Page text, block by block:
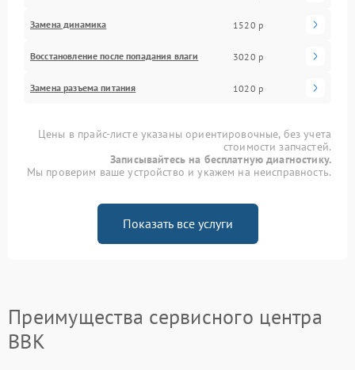
Замена динамика 1520 р
Восстановление после попадания влаги 3020 р
Замена разъема питания 1020 р
Цены в прайс-листе указаны ориентировочные, без учета
стоимости запчастей.
Записывайтесь на бесплатную диагностику.
Мы проверим ваше устройство и укажем на неисправность.
Показать все услуги
Преимущества сервисного центра
BBK